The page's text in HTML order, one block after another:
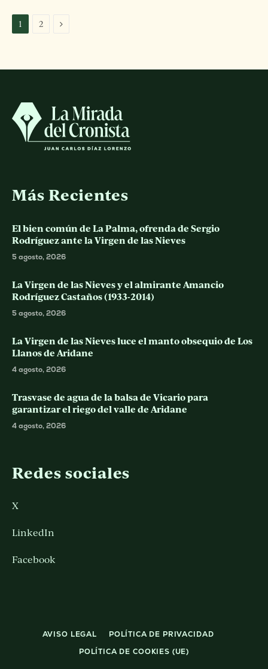
1 2 Siguiente
Más Recientes
El bien común de La Palma, ofrenda de Sergio
Rodríguez ante la Virgen de las Nieves
5 agosto, 2026
La Virgen de las Nieves y el almirante Amancio
Rodríguez Castaños (1933-2014)
5 agosto, 2026
La Virgen de las Nieves luce el manto obsequio de Los
Llanos de Aridane
4 agosto, 2026
Trasvase de agua de la balsa de Vicario para
garantizar el riego del valle de Aridane
4 agosto, 2026
Redes sociales
X
LinkedIn
Facebook
AVISO LEGAL
POLÍTICA DE PRIVACIDAD
POLÍTICA DE COOKIES (UE)